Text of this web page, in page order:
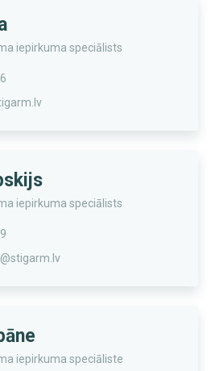
iepirkuma speciālists
iepirkuma speciālists
iepirkuma speciāliste